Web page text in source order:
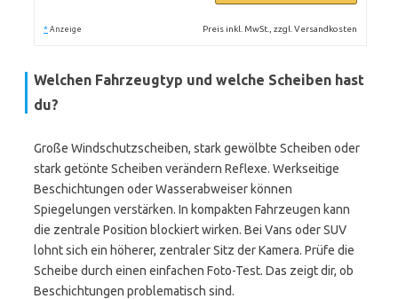
* Anzeige Preis inkl. MwSt., zzgl. Versandkosten
Welchen Fahrzeugtyp und welche Scheiben hast
du?
Große Windschutzscheiben, stark gewölbte Scheiben oder
stark getönte Scheiben verändern Reflexe. Werkseitige
Beschichtungen oder Wasserabweiser können
Spiegelungen verstärken. In kompakten Fahrzeugen kann
die zentrale Position blockiert wirken. Bei Vans oder SUV
lohnt sich ein höherer, zentraler Sitz der Kamera. Prüfe die
Scheibe durch einen einfachen Foto-Test. Das zeigt dir, ob
Beschichtungen problematisch sind.